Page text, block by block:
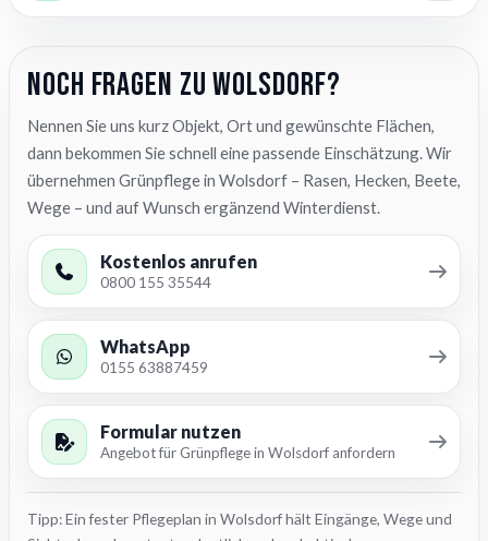
Noch Fragen zu Wolsdorf?
Nennen Sie uns kurz Objekt, Ort und gewünschte Flächen,
dann bekommen Sie schnell eine passende Einschätzung. Wir
übernehmen Grünpflege in Wolsdorf – Rasen, Hecken, Beete,
Wege – und auf Wunsch ergänzend Winterdienst.
Kostenlos anrufen
0800 155 35544
WhatsApp
0155 63887459
Formular nutzen
Angebot für Grünpflege in Wolsdorf anfordern
Tipp: Ein fester Pflegeplan in Wolsdorf hält Eingänge, Wege und